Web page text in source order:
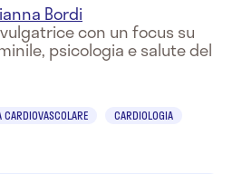
Bordi
con un focus su
psicologia e salute del
CARDIOVASCOLARE
CARDIOLOGIA